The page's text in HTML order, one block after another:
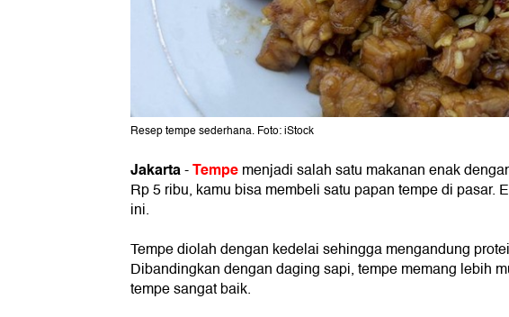
Resep tempe sederhana. Foto: iStock
Jakarta-Tempemenjadi salah satu makanan enak
Rp 5 ribu, kamu bisa membeli satu papan tempe di pasar.
ini.
Tempe diolah dengan kedelai sehingga mengandung
Dibandingkan dengan daging sapi, tempe memang lebih
tempe sangat baik.